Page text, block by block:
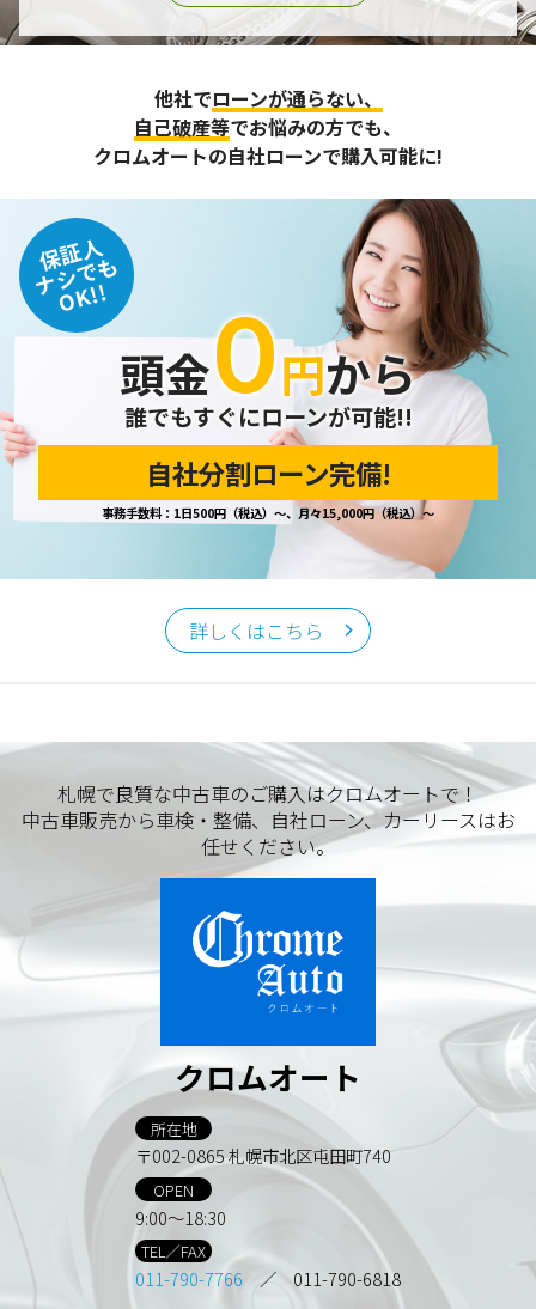
個人情報の管理
失、破壊、改ざん及び漏えいなどに対する予防ならびに是正
に努め、合理的な安全対策を講じます。
また、個人情報保護に関する法令およびその他の規範を遵守
するとともに、この方針に基づく個人情報保護規程や体制を
定め、その内容を継続的に見直し、改善に努めます。
個人情報の訂正･削除・開示
ご本人から、登録されている個人情報について訂正・削除・
開示の請求があった場合は、迅速に対応いたします。
当ホームページが保有する個人情報の取り扱い、および訂
正・削除・開示等に関するお問い合わせ先は、以下の通りで
個人情報保護担当窓口
当社の「個人情報の取扱い」に関するお問い合わせは、下記
クロムオート
〒002-0865 札幌市北区屯田町740
TEL／011-790-7766FAX／011-790-6818
他社でローンが通らない、
自己破産等でお悩みの方でも、
クロムオートの自社ローンで購入可能に!
保証人
ナシでも
OK!!
頭金０円から
誰でもすぐにローンが可能!!
自社分割ローン完備!
事務手数料：1日500円（税込）～、月々15,000円（税込）～
詳しくはこちら
札幌で良質な中古車のご購入はクロムオートで！
中古車販売から車検・整備、自社ローン、カーリースはお
任せください。
クロムオート
所在地
〒002-0865 札幌市北区屯田町740
OPEN
9:00～18:30
TEL／FAX
011-790-7766 ／ 011-790-6818